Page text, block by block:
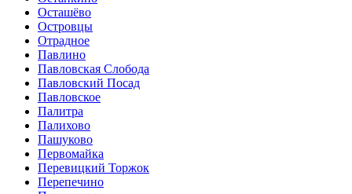
Осташёво
Островцы
Отрадное
Павлино
Павловская Слобода
Павловский Посад
Павловское
Палитра
Палихово
Пашуково
Первомайка
Перевицкий Торжок
Перепечино